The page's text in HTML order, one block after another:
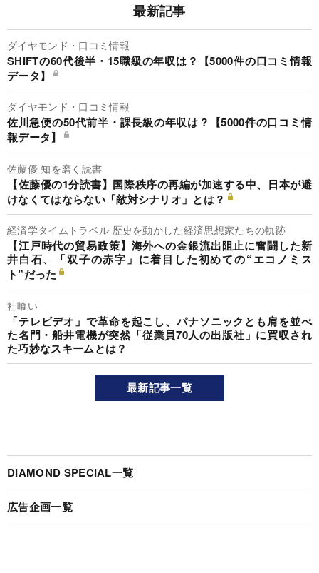
最新記事
ダイヤモンド・口コミ情報
SHIFTの60代後半・15職級の年収は？【5000件の口コミ情報
データ】
ダイヤモンド・口コミ情報
佐川急便の50代前半・課長級の年収は？【5000件の口コミ情
報データ】
佐藤優 知を磨く読書
【佐藤優の1分読書】国際秩序の再編が加速する中、日本が避
けなくてはならない「敵対シナリオ」とは？
経済学タイムトラベル 歴史を動かした経済思想家たちの軌跡
【江戸時代の貿易政策】海外への金銀流出阻止に奮闘した新
井白石、「双子の赤字」に着目した初めての“エコノミス
ト”だった
社喰い
「テレビデオ」で革命を起こし、パナソニックとも肩を並べ
た名門・船井電機が突然「従業員70人の出版社」に買収され
た巧妙なスキームとは？
最新記事一覧
DIAMOND SPECIAL一覧
広告企画一覧